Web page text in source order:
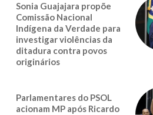
Sonia Guajajara propõe
Comissão Nacional
Indígena da Verdade para
investigar violências da
ditadura contra povos
originários
Parlamentares do PSOL
acionam MP após Ricardo